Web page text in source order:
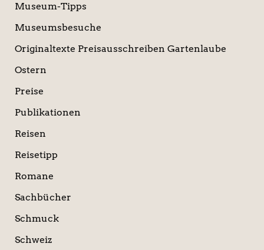
Museum-Tipps
Museumsbesuche
Originaltexte Preisausschreiben Gartenlaube
Ostern
Preise
Publikationen
Reisen
Reisetipp
Romane
Sachbücher
Schmuck
Schweiz